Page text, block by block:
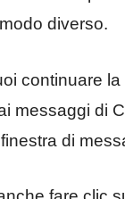
diverso.
continuare
messaggi di
di